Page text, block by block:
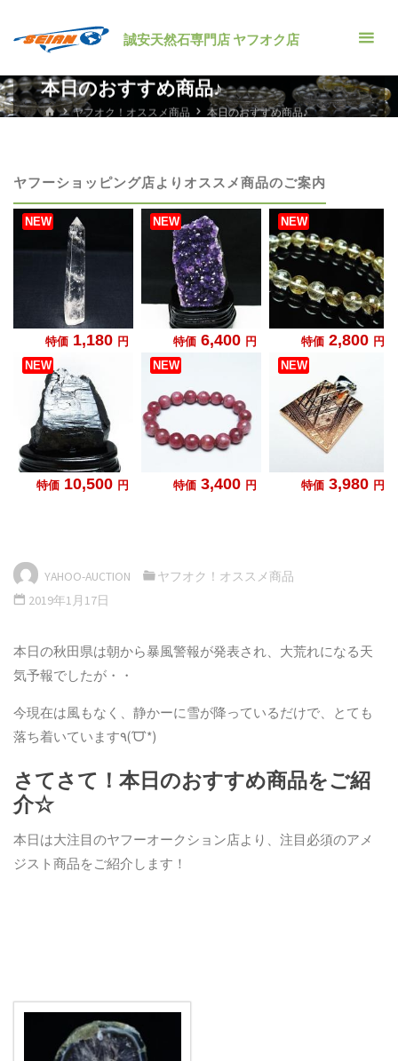
ン
ツ
誠安天然石専門店 ヤフオク店
本日のおすすめ商品♪
ホ ヤフオク！オススメ商品 本日のおすすめ商品♪
ヤフーショッピング店よりオススメ商品のご案内
YAHOO-AUCTION
ヤフオク！オススメ商品
2019年1月17日
本日の秋田県は朝から暴風警報が発表され、大荒れになる天
気予報でしたが・・
今現在は風もなく、静かーに雪が降っているだけで、とても
落ち着いています ٩(ˊᗜˋ*)
さてさて！本日のおすすめ商品をご紹
介☆
本日は大注目のヤフーオークション店より、注目必須のアメ
ジスト商品をご紹介します！